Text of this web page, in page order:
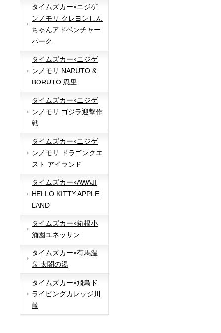
タイムズカー×ニジゲ
ンノモリ クレヨンしん
ちゃんアドベンチャー
パーク
タイムズカー×ニジゲ
ンノモリ NARUTO &
BORUTO 忍里
タイムズカー×ニジゲ
ンノモリ ゴジラ迎撃作
戦
タイムズカー×ニジゲ
ンノモリ ドラゴンクエ
スト アイランド
タイムズカー×AWAJI
HELLO KITTY APPLE
LAND
タイムズカー×箱根小
涌園ユネッサン
タイムズカー×有馬温
泉 太閤の湯
タイムズカー×飛鳥ド
ライビングカレッジ川
崎